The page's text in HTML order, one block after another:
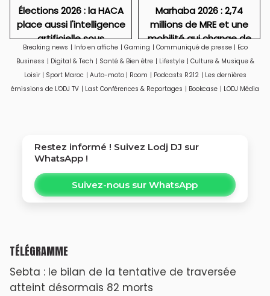
Élections 2026 : la HACA
place aussi l'intelligence
artificielle sous
surveillance
Marhaba 2026 : 2,74
millions de MRE et une
mobilité qui change de
visage
Breaking news | Info en affiche | Gaming | Communiqué de presse | Eco
Business | Digital & Tech | Santé & Bien être | Lifestyle | Culture & Musique &
Loisir | Sport Maroc | Auto-moto | Room | Podcasts R212 | Les dernières
émissions de L'ODJ TV | Last Conférences & Reportages | Bookcase | LODJ Média
Restez informé ! Suivez Lodj DJ sur
WhatsApp !
Suivez-nous sur WhatsApp
TÉLÉGRAMME
Sebta : le bilan de la tentative de traversée
atteint désormais 82 morts